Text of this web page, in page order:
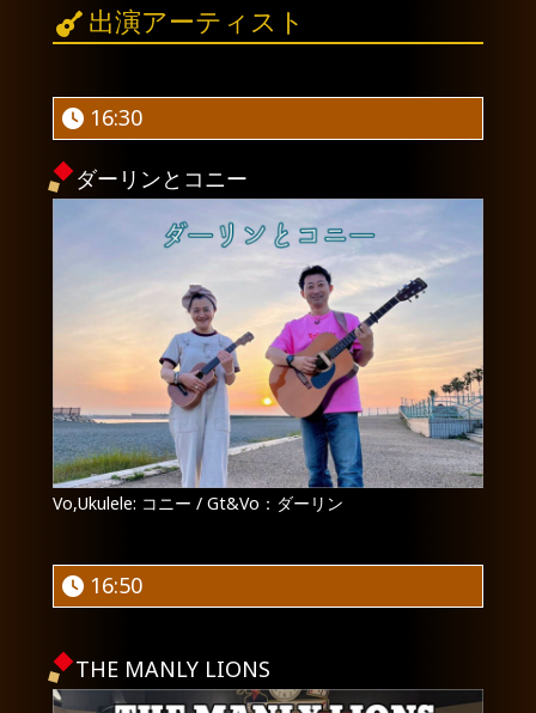
出演アーティスト
16:30
ダーリンとコニー
Vo,Ukulele: コニー / Gt&Vo：ダーリン
16:50
THE MANLY LIONS